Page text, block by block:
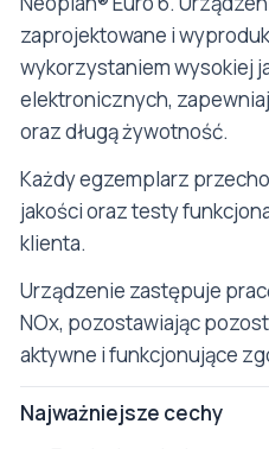
zaprojektowane i
wykorzystaniem wysokiej
elektronicznych,
oraz długą żywotność.
Każdy egzemplarz
jakości oraz testy
klienta.
Urządzenie zastępuje
NOx, pozostawiając
aktywne i funkcjonujące
Najważniejsze cechy